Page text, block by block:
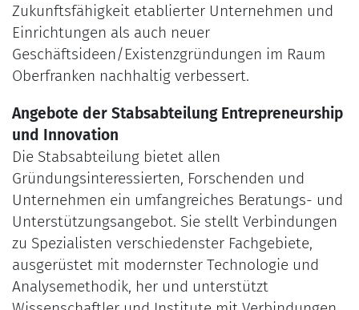
Zukunftsfähigkeit etablierter Unternehmen und
Einrichtungen als auch neuer
Geschäftsideen/Existenzgründungen im Raum
Oberfranken nachhaltig verbessert.
Angebote der Stabsabteilung Entrepreneurship
und Innovation
Die Stabsabteilung bietet allen
Gründungsinteressierten, Forschenden und
Unternehmen ein umfangreiches Beratungs- und
Unterstützungsangebot. Sie stellt Verbindungen
zu Spezialisten verschiedenster Fachgebiete,
ausgerüstet mit modernster Technologie und
Analysemethodik, her und unterstützt